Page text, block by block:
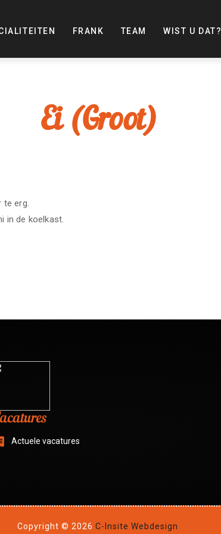
FRANK TEAM WIST U DAT?
Ei (Groot)
te erg.
in de koelkast.
Actuele vacatures
Copyright © 2026 C-Insite Webdesign